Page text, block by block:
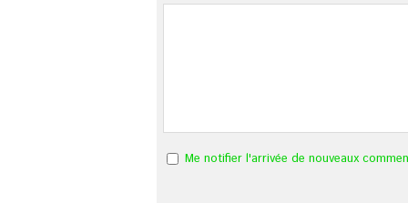
Me notifier l'arrivée de nouveaux